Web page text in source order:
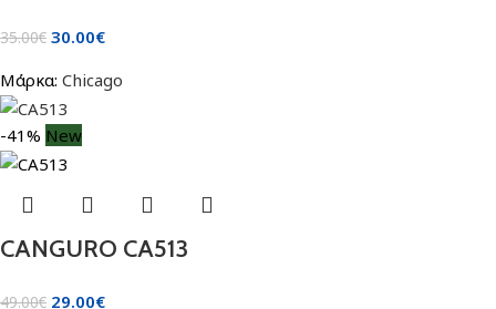
35.00€ 30.00€
Μάρκα: Chicago
-41% New
CANGURO CA513
49.00€ 29.00€